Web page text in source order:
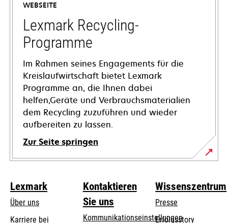
neuen
Registerkarte
geöffnet
WEBSEITE
Lexmark Recycling-
Programme
Im Rahmen seines Engagements für die
Kreislaufwirtschaft bietet Lexmark
Programme an, die Ihnen dabei
helfen,Geräte und Verbrauchsmaterialien
dem Recycling zuzuführen und wieder
aufbereiten zu lassen.
Zur Seite springen
Lexmark
Über uns
Karriere bei
Kontaktieren
Sie uns
Kommunikationseinstellungen
Wissenszentrum
Presse
Erfolgsstory